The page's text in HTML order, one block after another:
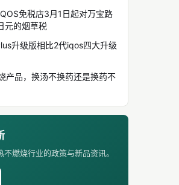
免税店3月1日起对万宝路
元的烟草税
升级版相比2代iqos四大升级
产品，换汤不换药还是换药不
燃烧行业的政策与新品资讯。